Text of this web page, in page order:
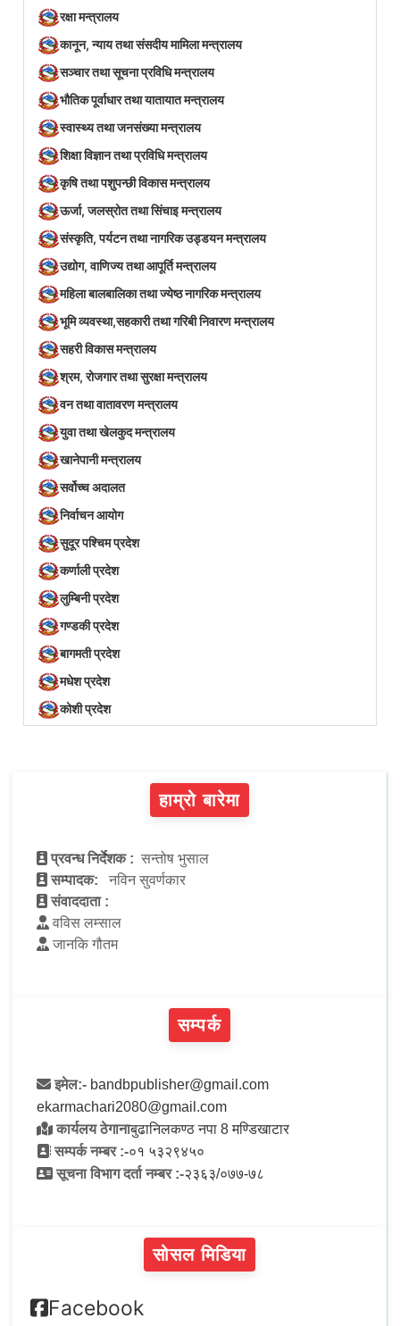
रक्षा मन्त्रालय
कानून, न्याय तथा संसदीय मामिला मन्त्रालय
सञ्‍चार तथा सूचना प्रविधि मन्त्रालय
भौतिक पूर्वाधार तथा यातायात मन्त्रालय
स्वास्थ्य तथा जनसंख्या मन्त्रालय
शिक्षा विज्ञान तथा प्रविधि मन्त्रालय
कृषि तथा पशुपन्छी विकास मन्त्रालय
ऊर्जा, जलस्रोत तथा सिंचाइ मन्त्रालय
संस्कृति, पर्यटन तथा नागरिक उड्डयन मन्त्रालय
उद्योग, वाणिज्य तथा आपूर्ति मन्त्रालय
महिला बालबालिका तथा ज्येष्ठ नागरिक मन्त्रालय
भूमि व्यवस्था,सहकारी तथा गरिबी निवारण मन्त्रालय
सहरी विकास मन्त्रालय
श्रम, रोजगार तथा सुरक्षा मन्त्रालय
वन तथा वातावरण मन्त्रालय
युवा तथा खेलकुद मन्त्रालय
खानेपानी मन्त्रालय
सर्वोच्च अदालत
निर्वाचन आयोग
सुदूर पश्चिम प्रदेश
कर्णाली प्रदेश
लुम्बिनी प्रदेश
गण्डकी प्रदेश
बागमती प्रदेश
मधेश प्रदेश
कोशी प्रदेश
हाम्रो बारेमा
प्रवन्ध निर्देशक : सन्तोष भुसाल
सम्पादक:
नविन सुवर्णकार
संवाददाता :
वविस लम्साल
जानकि गौतम
सम्पर्क
इमेल:- bandbpublisher@gmail.com
ekarmachari2080@gmail.com
कार्यलय ठेगानाबुढानिलकण्ठ नपा 8 मण्डिखाटार
सम्पर्क नम्बर :-०१ ५३२९४५०
सूचना विभाग दर्ता नम्बर :-२३६३/०७७-७८
सोसल मिडिया
Facebook